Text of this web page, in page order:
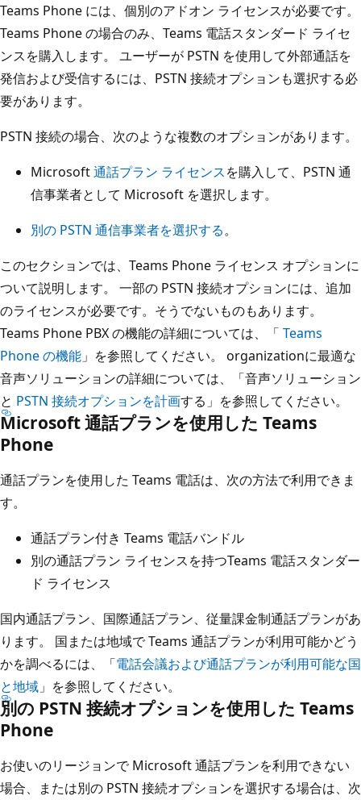
Teams Phone には、個別のアドオン ライセンスが必要です。
Teams Phone の場合のみ、Teams 電話スタンダード ライセ
ンスを購入します。 ユーザーが PSTN を使用して外部通話を
発信および受信するには、PSTN 接続オプションも選択する必
要があります。
PSTN 接続の場合、次のような複数のオプションがあります。
Microsoft通話プラン ライセンスを購入して、PSTN 通
信事業者として Microsoft を選択します。
別の PSTN 通信事業者を選択する。
このセクションでは、Teams Phone ライセンス オプションに
ついて説明します。 一部の PSTN 接続オプションには、追加
のライセンスが必要です。そうでないものもあります。
Teams Phone PBX の機能の詳細については、「 Teams
Phone の機能 」を参照してください。 organizationに最適な
音声ソリューションの詳細については、「音声ソリューション
と PSTN 接続オプションを計画する」を参照してください。
Microsoft 通話プランを使用した Teams
Phone
通話プランを使用した Teams 電話は、次の方法で利用できま
す。
通話プラン付き Teams 電話バンドル
別の通話プラン ライセンスを持つTeams 電話スタンダー
ド ライセンス
国内通話プラン、国際通話プラン、従量課金制通話プランがあ
ります。 国または地域で Teams 通話プランが利用可能かどう
かを調べるには、「電話会議および通話プランが利用可能な国
と地域 」を参照してください。
別の PSTN 接続オプションを使用した Teams
Phone
お使いのリージョンで Microsoft 通話プランを利用できない
場合、または別の PSTN 接続オプションを選択する場合は、次